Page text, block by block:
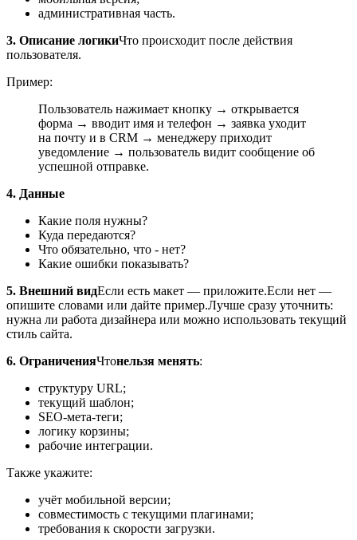
административная часть.
3. Описание логикиЧто происходит после действия
пользователя.
Пример:
Пользователь нажимает кнопку → открывается
форма → вводит имя и телефон → заявка уходит
на почту и в CRM → менеджеру приходит
уведомление → пользователь видит сообщение об
успешной отправке.
4. Данные
Какие поля нужны?
Куда передаются?
Что обязательно, что - нет?
Какие ошибки показывать?
5. Внешний видЕсли есть макет — приложите.Если нет —
опишите словами или дайте пример.Лучше сразу уточнить:
нужна ли работа дизайнера или можно использовать текущий
стиль сайта.
6. ОграниченияЧтонельзя менять:
структуру URL;
текущий шаблон;
SEO-мета-теги;
логику корзины;
рабочие интеграции.
Также укажите:
учёт мобильной версии;
совместимость с текущими плагинами;
требования к скорости загрузки.